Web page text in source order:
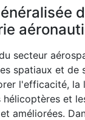
secteur
spatiaux et de
l'efficacité,
hélicoptères et
améliorées.